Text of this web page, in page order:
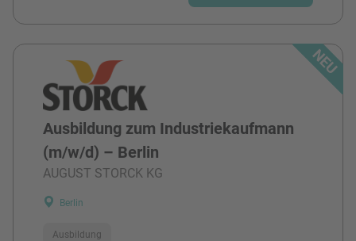
Ausbildung zum Industriekaufmann
(m/w/d) – Berlin
AUGUST STORCK KG
Berlin
Ausbildung